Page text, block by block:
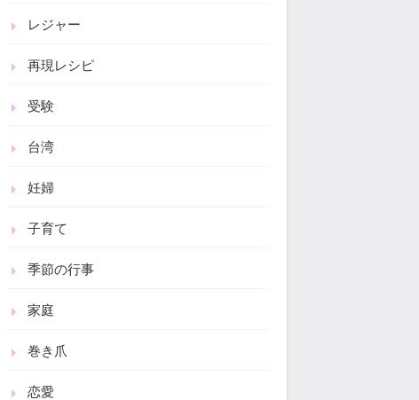
レジャー
再現レシピ
受験
台湾
妊婦
子育て
季節の行事
家庭
巻き爪
恋愛